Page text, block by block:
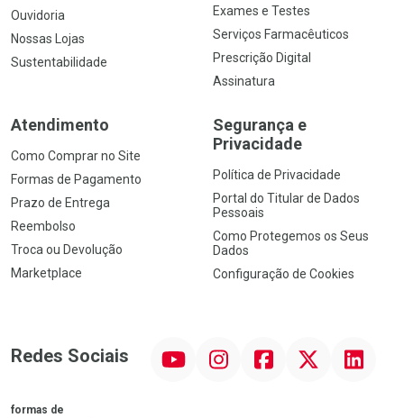
Ouvidoria
Nossas Lojas
Sustentabilidade
Exames e Testes
Serviços Farmacêuticos
Prescrição Digital
Assinatura
Atendimento
Como Comprar no Site
Formas de Pagamento
Prazo de Entrega
Reembolso
Troca ou Devolução
Marketplace
Segurança e
Privacidade
Política de Privacidade
Portal do Titular de Dados
Pessoais
Como Protegemos os Seus
Dados
Configuração de Cookies
Redes Sociais InstagramFacebook Linkedin
formas de